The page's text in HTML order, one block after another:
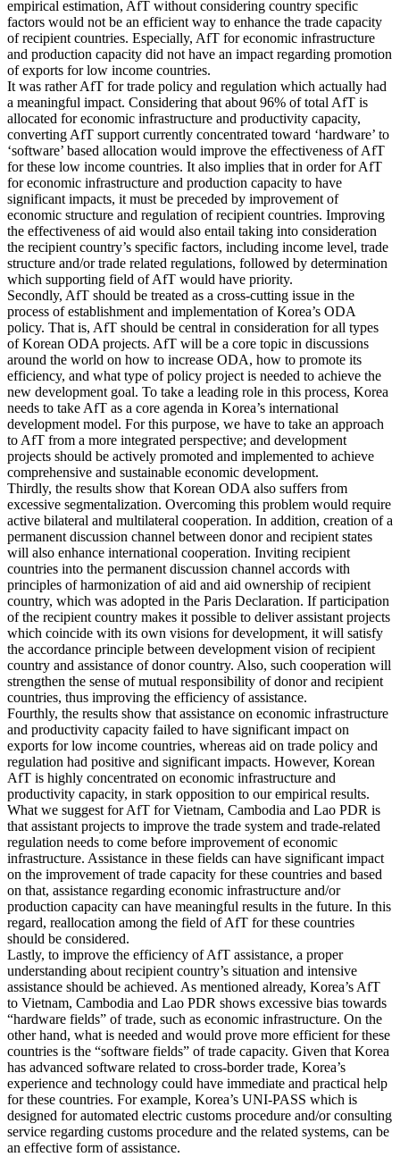
empirical estimation, AfT without considering country specific
factors would not be an efficient way to enhance the trade capacity
of recipient countries. Especially, AfT for economic infrastructure
and production capacity did not have an impact regarding promotion
of exports for low income countries.
It was rather AfT for trade policy and regulation which actually had
a meaningful impact. Considering that about 96% of total AfT is
allocated for economic infrastructure and productivity capacity,
converting AfT support currently concentrated toward ‘hardware’ to
‘software’ based allocation would improve the effectiveness of AfT
for these low income countries. It also implies that in order for AfT
for economic infrastructure and production capacity to have
significant impacts, it must be preceded by improvement of
economic structure and regulation of recipient countries. Improving
the effectiveness of aid would also entail taking into consideration
the recipient country’s specific factors, including income level, trade
structure and/or trade related regulations, followed by determination
which supporting field of AfT would have priority.
Secondly, AfT should be treated as a cross-cutting issue in the
process of establishment and implementation of Korea’s ODA
policy. That is, AfT should be central in consideration for all types
of Korean ODA projects. AfT will be a core topic in discussions
around the world on how to increase ODA, how to promote its
efficiency, and what type of policy project is needed to achieve the
new development goal. To take a leading role in this process, Korea
needs to take AfT as a core agenda in Korea’s international
development model. For this purpose, we have to take an approach
to AfT from a more integrated perspective; and development
projects should be actively promoted and implemented to achieve
comprehensive and sustainable economic development.
Thirdly, the results show that Korean ODA also suffers from
excessive segmentalization. Overcoming this problem would require
active bilateral and multilateral cooperation. In addition, creation of a
permanent discussion channel between donor and recipient states
will also enhance international cooperation. Inviting recipient
countries into the permanent discussion channel accords with
principles of harmonization of aid and aid ownership of recipient
country, which was adopted in the Paris Declaration. If participation
of the recipient country makes it possible to deliver assistant projects
which coincide with its own visions for development, it will satisfy
the accordance principle between development vision of recipient
country and assistance of donor country. Also, such cooperation will
strengthen the sense of mutual responsibility of donor and recipient
countries, thus improving the efficiency of assistance.
Fourthly, the results show that assistance on economic infrastructure
and productivity capacity failed to have significant impact on
exports for low income countries, whereas aid on trade policy and
regulation had positive and significant impacts. However, Korean
AfT is highly concentrated on economic infrastructure and
productivity capacity, in stark opposition to our empirical results.
What we suggest for AfT for Vietnam, Cambodia and Lao PDR is
that assistant projects to improve the trade system and trade-related
regulation needs to come before improvement of economic
infrastructure. Assistance in these fields can have significant impact
on the improvement of trade capacity for these countries and based
on that, assistance regarding economic infrastructure and/or
production capacity can have meaningful results in the future. In this
regard, reallocation among the field of AfT for these countries
should be considered.
Lastly, to improve the efficiency of AfT assistance, a proper
understanding about recipient country’s situation and intensive
assistance should be achieved. As mentioned already, Korea’s AfT
to Vietnam, Cambodia and Lao PDR shows excessive bias towards
“hardware fields” of trade, such as economic infrastructure. On the
other hand, what is needed and would prove more efficient for these
countries is the “software fields” of trade capacity. Given that Korea
has advanced software related to cross-border trade, Korea’s
experience and technology could have immediate and practical help
for these countries. For example, Korea’s UNI-PASS which is
designed for automated electric customs procedure and/or consulting
service regarding customs procedure and the related systems, can be
an effective form of assistance.